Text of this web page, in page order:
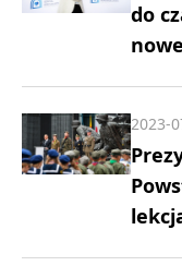
do
2023-